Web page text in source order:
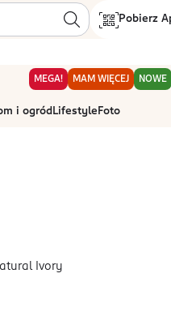
Pobierz
MEGA! MAM WIĘCEJ NOWE
i ogród Lifestyle Foto
Ivory